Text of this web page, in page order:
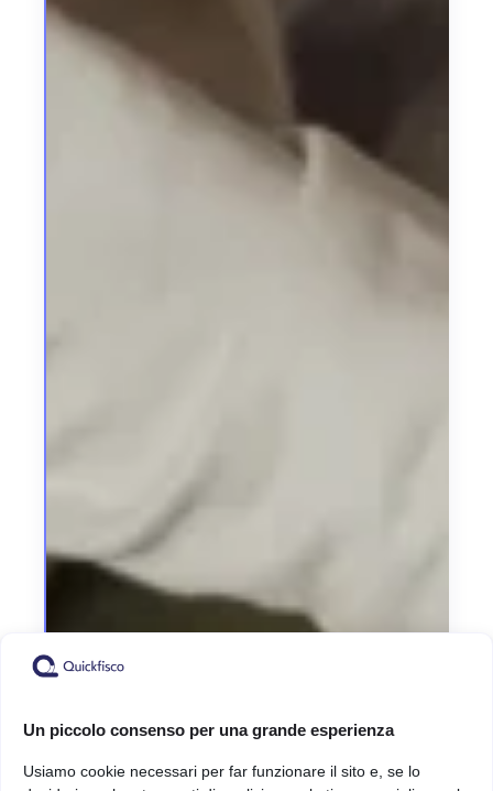
Un piccolo consenso per una grande esperienza
Usiamo cookie necessari per far funzionare il sito e, se lo